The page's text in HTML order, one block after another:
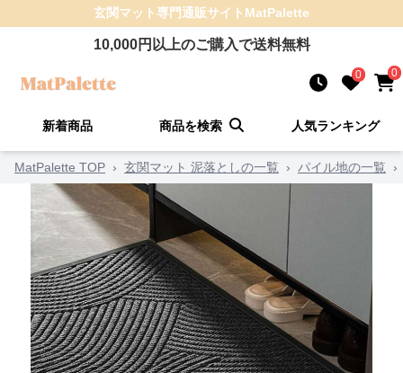
玄関マット専門通販サイト MatPalette
10,000円以上のご購入で送料無料
0 0
新着商品 商品を検索 人気ランキング
MatPalette TOP › 玄関マット 泥落としの一覧 › パイル地の一覧 ›